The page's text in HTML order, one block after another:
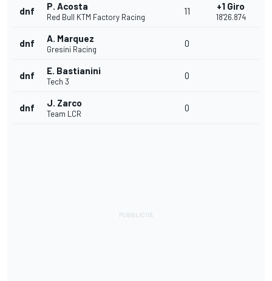
dnf P. Acosta
Red Bull KTM Factory Racing
11 +1 Giro
18'26.874
dnf A. Marquez
Gresini Racing
0
dnf E. Bastianini
Tech 3
0
dnf J. Zarco
Team LCR
0